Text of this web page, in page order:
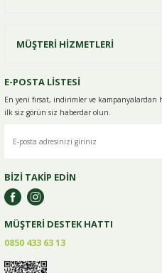
MÜŞTERİ HİZMETLERİ
E-POSTA LİSTESİ
En yeni fırsat, indirimler ve kampanyalardan
ilk siz görün siz haberdar olun.
BİZİ TAKİP EDİN
MÜŞTERİ DESTEK HATTI
0850 433 63 13